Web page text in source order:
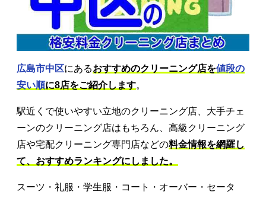
広島市中区にあるおすすめのクリーニング店を値段の
安い順に8店をご紹介します。
駅近くで使いやすい立地のクリーニング店、大手チェ
ーンのクリーニング店はもちろん、高級クリーニング
店や宅配クリーニング専門店などの料金情報を網羅し
て、おすすめランキングにしました。
スーツ・礼服・学生服・コート・オーバー・セータ